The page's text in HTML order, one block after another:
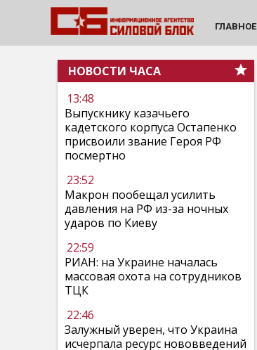
ГЛАВНОЕ
НОВОСТИ ЧАСА
13:48
Выпускнику казачьего
кадетского корпуса Остапенко
присвоили звание Героя РФ
посмертно
23:52
Макрон пообещал усилить
давления на РФ из-за ночных
ударов по Киеву
22:59
РИАН: на Украине началась
массовая охота на сотрудников
ТЦК
22:46
Залужный уверен, что Украина
исчерпала ресурс нововведений